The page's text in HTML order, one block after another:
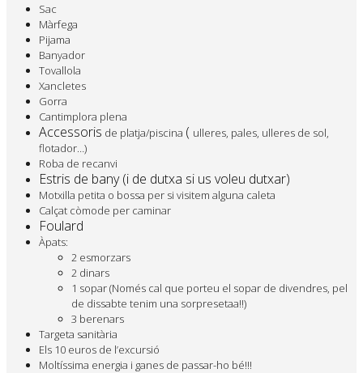
Sac
Màrfega
Pijama
Banyador
Tovallola
Xancletes
Gorra
Cantimplora plena
Accessoris de platja/piscina ( ulleres, pales, ulleres de sol,
flotador…)
Roba de recanvi
Estris de bany (i de dutxa si us voleu dutxar)
Motxilla petita o bossa per si visitem alguna caleta
Calçat còmode per caminar
Foulard
Àpats:
2 esmorzars
2 dinars
1 sopar (Només cal que porteu el sopar de divendres, pel
de dissabte tenim una sorpresetaa!!)
3 berenars
Targeta sanitària
Els 10 euros de l’excursió
Moltíssima energia i ganes de passar-ho bé!!!